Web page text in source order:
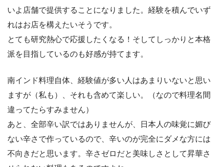
いよ店舗で提供することになりました。経験を積んでいず
れはお店を構えたいそうです。
とても研究熱心で応援したくなる！そしてしっかりと本格
派を目指しているのも好感が持てます。
南インド料理自体、経験値が多い人はあまりいないと思い
ますが（私も）、それも含めて楽しい。（なので料理名間
違ってたらすみません）
あと、全部辛い訳ではありませんが、日本人の味覚に媚び
ない辛さで作っているので、辛いのが完全にダメな方には
不向きだと思います。辛さゼロだと美味しさとして昇華さ